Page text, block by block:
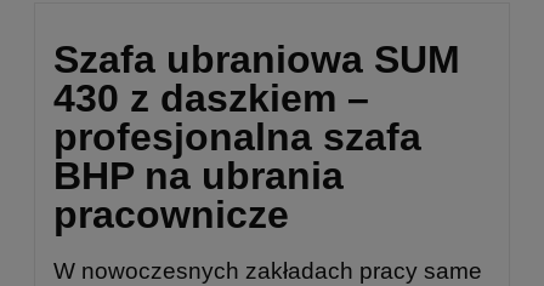
Szafa ubraniowa SUM
430 z daszkiem –
profesjonalna szafa
BHP na ubrania
pracownicze
W nowoczesnych zakładach pracy same